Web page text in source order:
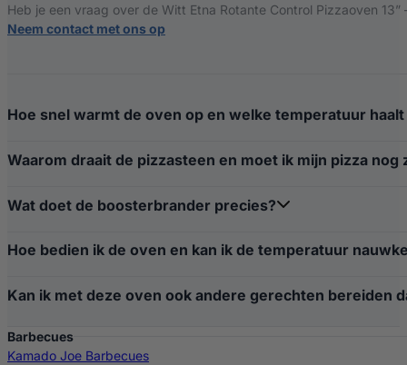
Heb je een vraag over de Witt Etna Rotante Control Pizzaoven
Neem contact met ons op
Hoe snel warmt de oven op en welke temperatuur haalt
Waarom draait de pizzasteen en moet ik mijn pizza nog
Wat doet de boosterbrander precies?
Hoe bedien ik de oven en kan ik de temperatuur
Kan ik met deze oven ook andere gerechten bereiden
Barbecues
Kamado Joe Barbecues